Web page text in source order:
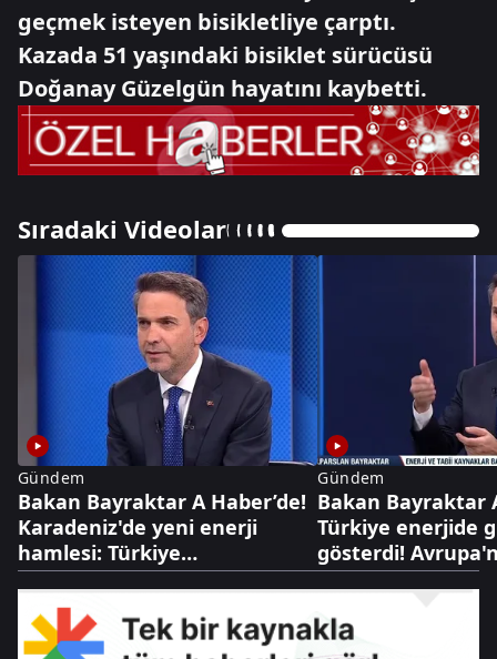
geçmek isteyen bisikletliye çarptı.
Kazada 51 yaşındaki bisiklet sürücüsü
Doğanay Güzelgün hayatını kaybetti.
Sıradaki Videolar
Gündem
Bakan Bayraktar A Haber’de!
Karadeniz'de yeni enerji
hamlesi: Türkiye
Bulgaristan'da sahaya iniyor
Gündem
Bakan Bayraktar
Türkiye enerjide
gösterdi!
Türk gazında